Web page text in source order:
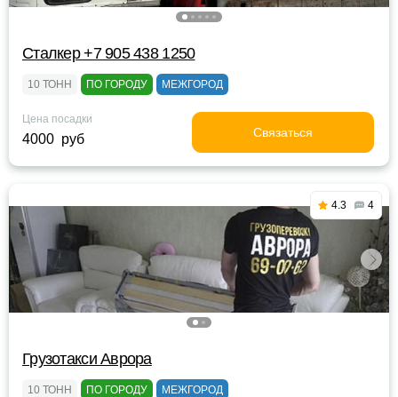
Сталкер +7 905 438 1250
10 ТОНН ПО ГОРОДУ МЕЖГОРОД
Цена посадки
4000 руб Связаться
4.3 4
Грузотакси Аврора
10 ТОНН ПО ГОРОДУ МЕЖГОРОД